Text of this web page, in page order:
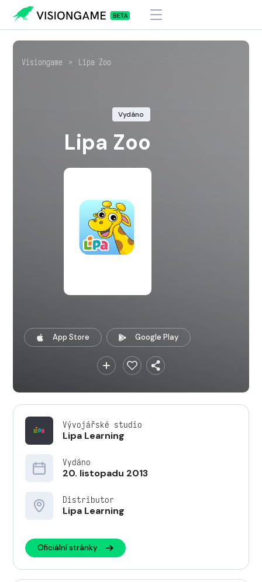
Visiongame > Lipa Zoo
Vydáno
Lipa Zoo
App Store Google Play
Vývojářské studio
Lipa Learning
Vydáno
20. listopadu 2013
Distributor
Lipa Learning
Oficiální stránky